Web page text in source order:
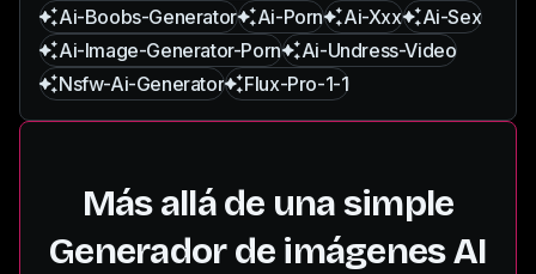
Ai-Boobs-Generator
Ai-Porn Ai-Xxx
Ai-Sex
Ai-Image-Generator-Porn
Ai-Undress-Video
Nsfw-Ai-Generator
Flux-Pro-1-1
Más allá de una simple
Generador de imágenes AI